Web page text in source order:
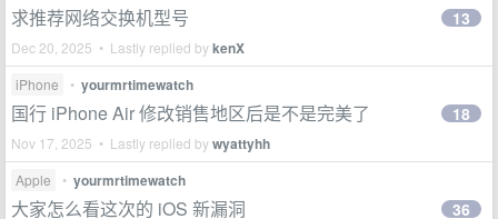
求推荐网络交换机型号
Dec 20, 2025 • Lastly replied bykenX
13
iPhone • yourmrtimewatch
国行 iPhone Air 修改销售地区后是不是完美了
Nov 17, 2025 • Lastly replied bywyattyhh
18
Apple • yourmrtimewatch
大家怎么看这次的 iOS 新漏洞 36